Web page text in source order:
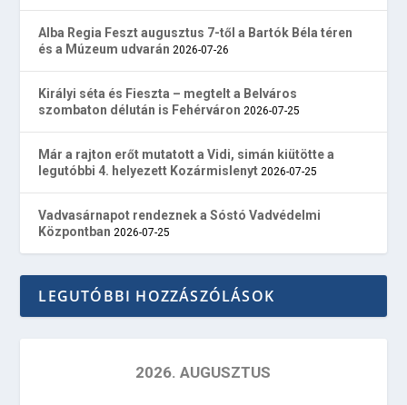
Alba Regia Feszt augusztus 7-től a Bartók Béla téren
és a Múzeum udvarán 2026-07-26
Királyi séta és Fieszta – megtelt a Belváros
szombaton délután is Fehérváron 2026-07-25
Már a rajton erőt mutatott a Vidi, simán kiütötte a
legutóbbi 4. helyezett Kozármislenyt 2026-07-25
Vadvasárnapot rendeznek a Sóstó Vadvédelmi
Központban 2026-07-25
LEGUTÓBBI HOZZÁSZÓLÁSOK
2026. AUGUSZTUS